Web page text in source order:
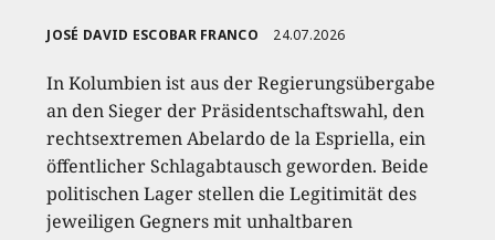
JOSÉ DAVID ESCOBAR FRANCO 24.07.2026
In Kolumbien ist aus der Regierungsübergabe
an den Sieger der Präsidentschaftswahl, den
rechtsextremen Abelardo de la Espriella, ein
öffentlicher Schlagabtausch geworden. Beide
politischen Lager stellen die Legitimität des
jeweiligen Gegners mit unhaltbaren